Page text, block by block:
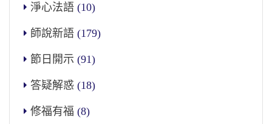
淨心法語 (10)
師說新語 (179)
節日開示 (91)
答疑解惑 (18)
修福有福 (8)